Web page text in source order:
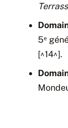
5ᵉ
[^14^].